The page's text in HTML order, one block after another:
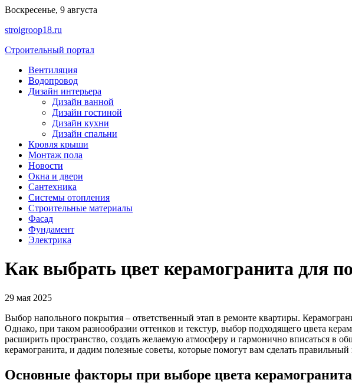
Перейти
содержимому
Воскресенье, 9 августа
stroigroop18.ru
Строительный портал
Вентиляция
Водопровод
Дизайн интерьера
Дизайн ванной
Дизайн гостиной
Дизайн кухни
Дизайн спальни
Кровля крыши
Монтаж пола
Новости
Окна и двери
Сантехника
Системы отопления
Строительные материалы
Фасад
Фундамент
Электрика
Как выбрать цвет керамогранита для
29 мая 2025
Выбор напольного покрытия – ответственный этап в ремонте квартиры.
Однако, при таком разнообразии оттенков и текстур, выбор подходящего цвета
расширить пространство, создать желаемую атмосферу и гармонично вписаться в
керамогранита, и дадим полезные советы, которые помогут вам сделать
Основные факторы при выборе цвета керамогранита